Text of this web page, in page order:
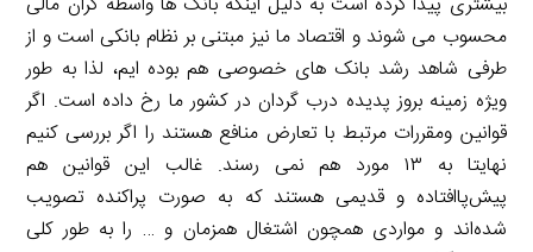
محسوب می شوند و اقتصاد ما نیز مبتنی بر نظام بانکی است و از
طرفی شاهد رشد بانک های خصوصی هم بوده ایم، لذا به طور
ویژه زمینه بروز پدیده درب گردان در کشور ما رخ داده است. اگر
قوانین ومقررات مرتبط با تعارض منافع هستند را اگر بررسی کنیم
نهایتا به ۱۳ مورد هم نمی رسند. غالب این قوانین هم
پیش‌پاافتاده و قدیمی هستند که به صورت پراکنده تصویب
شده‌اند و مواردی همچون اشتغال همزمان و … را به طور کلی